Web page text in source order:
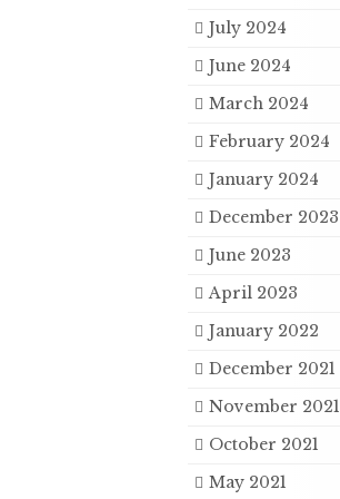
July 2024
June 2024
March 2024
February 2024
January 2024
December 2023
June 2023
April 2023
January 2022
December 2021
November 2021
October 2021
May 2021